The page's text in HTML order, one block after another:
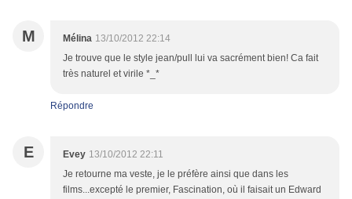
M Mélina 13/10/2012 22:14
Je trouve que le style jean/pull lui va sacrément bien! Ca fait
très naturel et virile *_*
Répondre
E Evey 13/10/2012 22:11
Je retourne ma veste, je le préfère ainsi que dans les
films...excepté le premier, Fascination, où il faisait un Edward